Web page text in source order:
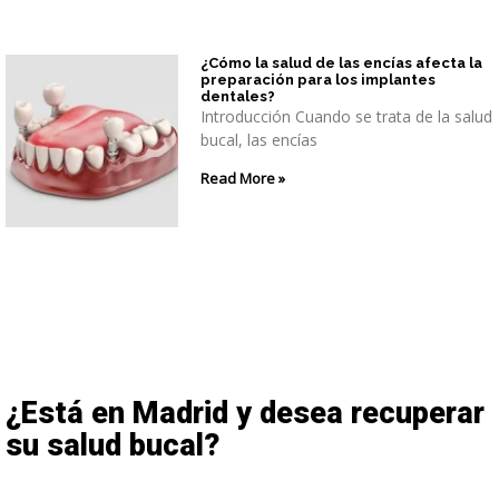
¿Cómo la salud de las encías afecta la
preparación para los implantes
dentales?
Introducción Cuando se trata de la salud
bucal, las encías
Read More »
¿Está en Madrid y desea recuperar
su salud bucal?